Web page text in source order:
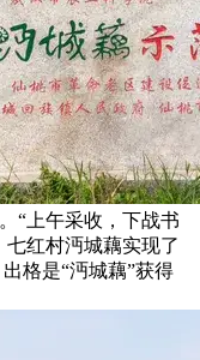
“上午采收，下战书
七红村沔城藕实现了
格是“沔城藕”获得